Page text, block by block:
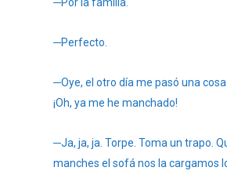
─Perfecto.
─Oye, el otro día me pasó una cosa
¡Oh, ya me he manchado!
─Ja, ja, ja. Torpe. Toma un trapo.
manches el sofá nos la cargamos